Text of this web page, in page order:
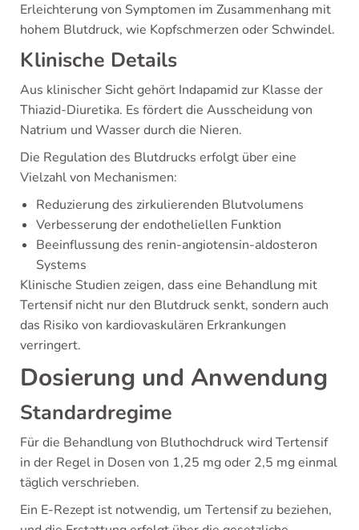
Erleichterung von Symptomen im Zusammenhang mit
hohem Blutdruck, wie Kopfschmerzen oder Schwindel.
Klinische Details
Aus klinischer Sicht gehört Indapamid zur Klasse der
Thiazid-Diuretika. Es fördert die Ausscheidung von
Natrium und Wasser durch die Nieren.
Die Regulation des Blutdrucks erfolgt über eine
Vielzahl von Mechanismen:
Reduzierung des zirkulierenden Blutvolumens
Verbesserung der endotheliellen Funktion
Beeinflussung des renin-angiotensin-aldosteron
Systems
Klinische Studien zeigen, dass eine Behandlung mit
Tertensif nicht nur den Blutdruck senkt, sondern auch
das Risiko von kardiovaskulären Erkrankungen
verringert.
Dosierung und Anwendung
Standardregime
Für die Behandlung von Bluthochdruck wird Tertensif
in der Regel in Dosen von 1,25 mg oder 2,5 mg einmal
täglich verschrieben.
Ein E-Rezept ist notwendig, um Tertensif zu beziehen,